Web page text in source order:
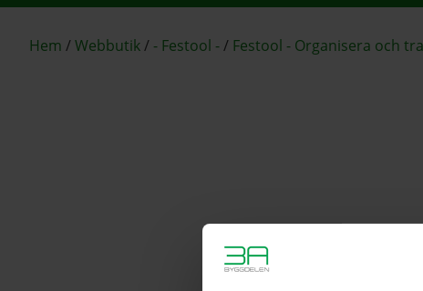
Hem /Webbutik/ - Festool -/ Festool - Organisera och